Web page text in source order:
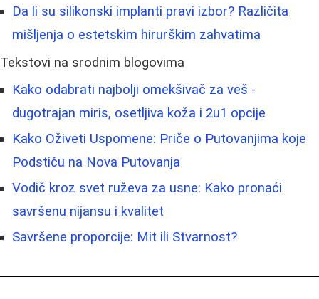
Da li su silikonski implanti pravi izbor? Različita
mišljenja o estetskim hirurškim zahvatima
Tekstovi na srodnim blogovima
Kako odabrati najbolji omekšivač za veš -
dugotrajan miris, osetljiva koža i 2u1 opcije
Kako Oživeti Uspomene: Priče o Putovanjima koje
Podstiču na Nova Putovanja
Vodič kroz svet ruževa za usne: Kako pronaći
savršenu nijansu i kvalitet
Savršene proporcije: Mit ili Stvarnost?